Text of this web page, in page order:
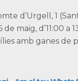
d’Urgell, 1
maig, d’11:00 a
amb ganes de